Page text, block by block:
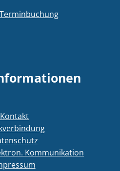
Kontakt
Kommunikation